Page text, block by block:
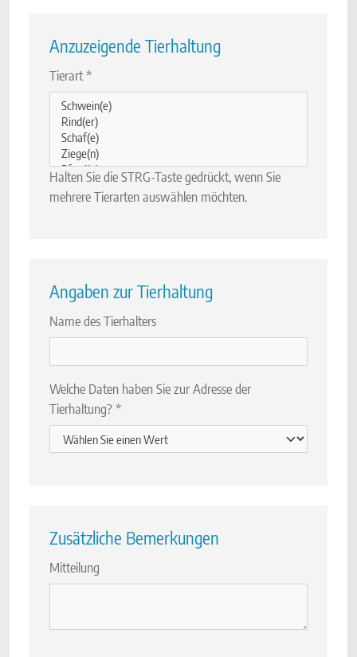
Anzuzeigende Tierhaltung
Tierart*
Halten Sie die STRG-Taste gedrückt, wenn Sie
mehrere Tierarten auswählen möchten.
Angaben zur Tierhaltung
Name des Tierhalters
Welche Daten haben Sie zur Adresse der
Tierhaltung?*
Zusätzliche Bemerkungen
Mitteilung